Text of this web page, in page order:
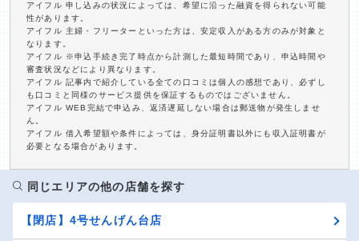
アイフル 申し込みの状況によっては、希望に沿った融資を得られない可能
性があります。
アイフル 主婦・フリーターといった方は、安定収入がある方のみが対象と
なります。
アイフル ※申込手続き完了時点から計測した最短時間であり、申込時間や
審査状況などにより異なります。
アイフル 記事内で紹介している全ての口コミは個人の感想であり、必ずし
も口コミと同様のサービス提供を保証するものではございません。
アイフル WEB完結で申込み、返済遅延しない場合は郵送物が発生しませ
ん。
アイフル 借入希望額や条件によっては、身分証明書以外にも収入証明書が
必要となる場合があります。
同じエリアの他の店舗を探す
【閉店】4号せんげん台店